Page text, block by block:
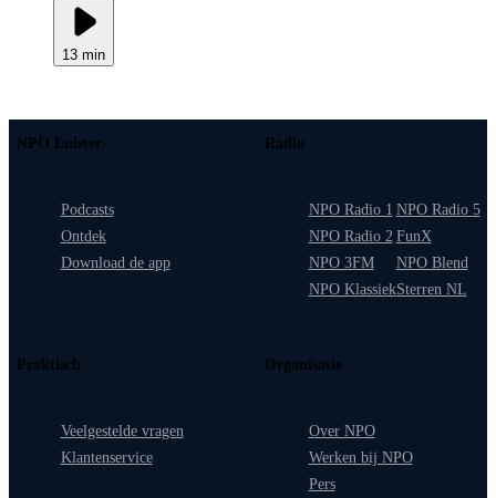
13 min
NPO Luister
Podcasts
Ontdek
Download de app
Radio
NPO Radio 1
NPO Radio 2
NPO 3FM
NPO Klassiek
NPO Radio 5
FunX
NPO Blend
Sterren NL
Praktisch
Veelgestelde vragen
Klantenservice
Organisatie
Over NPO
Werken bij NPO
Pers